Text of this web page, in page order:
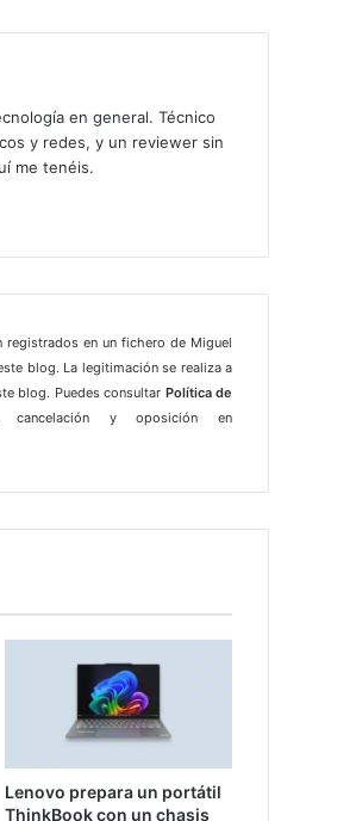
en general. Técnico
y redes, y un reviewer sin
me tenéis.
en un fichero de Miguel
blog. La legitimación se realiza a
blog. Puedes consultar Política de
y oposición en
Lenovo prepara un portátil
ThinkBook con un chasis